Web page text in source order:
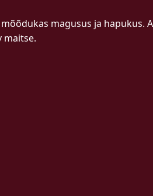
magusus ja hapukus.
maitse.